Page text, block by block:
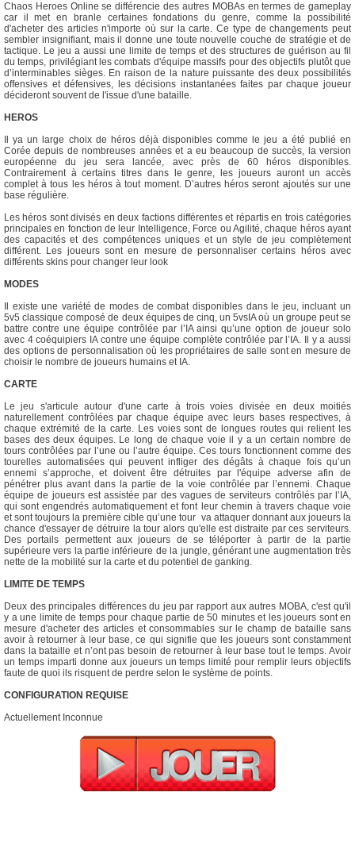
Chaos Heroes Online se différencie des autres MOBAs en termes de gameplay
car il met en branle certaines fondations du genre, comme la possibilité
d'acheter des articles n'importe où sur la carte. Ce type de changements peut
sembler insignifiant, mais il donne une toute nouvelle couche de stratégie et de
tactique. Le jeu a aussi une limite de temps et des structures de guérison au fil
du temps, privilégiant les combats d'équipe massifs pour des objectifs plutôt que
d’interminables sièges. En raison de la nature puissante des deux possibilités
offensives et défensives, les décisions instantanées faites par chaque joueur
décideront souvent de l'issue d'une bataille.
HEROS
Il ya un large choix de héros déjà disponibles comme le jeu a été publié en
Corée depuis de nombreuses années et a eu beaucoup de succès, la version
européenne du jeu sera lancée, avec près de 60 héros disponibles.
Contrairement à certains titres dans le genre, les joueurs auront un accès
complet à tous les héros à tout moment. D’autres héros seront ajoutés sur une
base régulière.
Les héros sont divisés en deux factions différentes et répartis en trois catégories
principales en fonction de leur Intelligence, Force ou Agilité, chaque héros ayant
des capacités et des compétences uniques et un style de jeu complètement
différent. Les joueurs sont en mesure de personnaliser certains héros avec
différents skins pour changer leur look
MODES
Il existe une variété de modes de combat disponibles dans le jeu, incluant un
5v5 classique composé de deux équipes de cinq, un 5vsIA où un groupe peut se
battre contre une équipe contrôlée par l’IA ainsi qu’une option de joueur solo
avec 4 coéquipiers IA contre une équipe complète contrôlée par l’IA. Il y a aussi
des options de personnalisation où les propriétaires de salle sont en mesure de
choisir le nombre de joueurs humains et IA.
CARTE
Le jeu s'articule autour d'une carte à trois voies divisée en deux moitiés
naturellement contrôlées par chaque équipe avec leurs bases respectives, à
chaque extrémité de la carte. Les voies sont de longues routes qui relient les
bases des deux équipes. Le long de chaque voie il y a un certain nombre de
tours contrôlées par l’une ou l’autre équipe. Ces tours fonctionnent comme des
tourelles automatisées qui peuvent infliger des dégâts à chaque fois qu’un
ennemi s’approche, et doivent être détruites par l'équipe adverse afin de
pénétrer plus avant dans la partie de la voie contrôlée par l’ennemi. Chaque
équipe de joueurs est assistée par des vagues de serviteurs contrôlés par l’IA,
qui sont engendrés automatiquement et font leur chemin à travers chaque voie
et sont toujours la première cible qu’une tour va attaquer donnant aux joueurs la
chance d'essayer de détruire la tour alors qu'elle est distraite par ces serviteurs.
Des portails permettent aux joueurs de se téléporter à partir de la partie
supérieure vers la partie inférieure de la jungle, générant une augmentation très
nette de la mobilité sur la carte et du potentiel de ganking.
LIMITE DE TEMPS
Deux des principales différences du jeu par rapport aux autres MOBA, c'est qu'il
y a une limite de temps pour chaque partie de 50 minutes et les joueurs sont en
mesure d'acheter des articles et consommables sur le champ de bataille sans
avoir à retourner à leur base, ce qui signifie que les joueurs sont constamment
dans la bataille et n’ont pas besoin de retourner à leur base tout le temps. Avoir
un temps imparti donne aux joueurs un temps limité pour remplir leurs objectifs
faute de quoi ils risquent de perdre selon le système de points.
CONFIGURATION REQUISE
Actuellement Inconnue